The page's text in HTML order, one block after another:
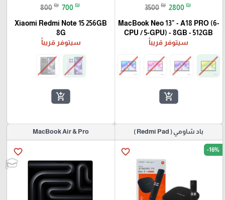
3500 ₪ 2800 ₪
MacBook Neo 13" - A18 PRO (6-
CPU / 5-GPU) - 8GB - 512GB
سيتوفر قريباً
add_shopping_cart
800 ₪ 700 ₪
Xiaomi Redmi Note 15 256GB
8G
سيتوفر قريباً
add_shopping_cart
باد شاومي ( Redmi Pad )
favorite_border -16%
MacBook Air & Pro
favorite_border